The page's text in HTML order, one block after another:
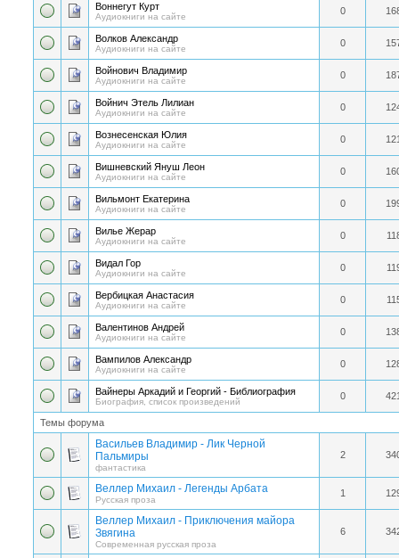
Воннегут Курт
Аудиокниги на сайте
0
Волков Александр
Аудиокниги на сайте
0
Войнович Владимир
Аудиокниги на сайте
0
Войнич Этель Лилиан
Аудиокниги на сайте
0
Вознесенская Юлия
Аудиокниги на сайте
0
Вишневский Януш Леон
Аудиокниги на сайте
0
Вильмонт Екатерина
Аудиокниги на сайте
0
Вилье Жерар
Аудиокниги на сайте
0
Видал Гор
Аудиокниги на сайте
0
Вербицкая Анастасия
Аудиокниги на сайте
0
Валентинов Андрей
Аудиокниги на сайте
0
Вампилов Александр
Аудиокниги на сайте
0
Вайнеры Аркадий и Георгий - Библиография
Биография, список произведений
0
Темы форума
Васильев Владимир - Лик Черной
Пальмиры
фантастика
2
Веллер Михаил - Легенды Арбата
Русская проза
1
Веллер Михаил - Приключения майора
Звягина
Современная русская проза
6